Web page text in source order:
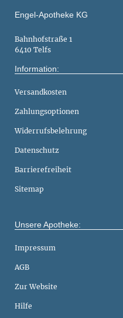
Engel-Apotheke KG
Bahnhofstraße 1
6410 Telfs
Information:
Versandkosten
Zahlungsoptionen
Widerrufsbelehrung
Datenschutz
Barrierefreiheit
Sitemap
Unsere Apotheke:
Impressum
AGB
Zur Website
Hilfe